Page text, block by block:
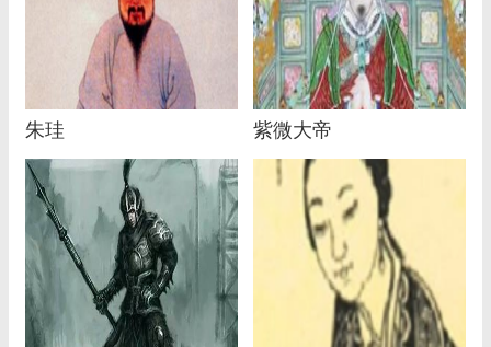
朱珪 紫微大帝